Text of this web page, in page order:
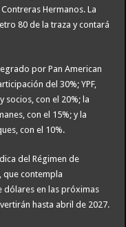
Hermanos. La
80 de la traza y contará
por Pan American
del 30%; YPF,
socios, con el 20%; la
con el 15%; y la
con el 10%.
del Régimen de
que contempla
dólares en las próximas
hasta abril de 2027.